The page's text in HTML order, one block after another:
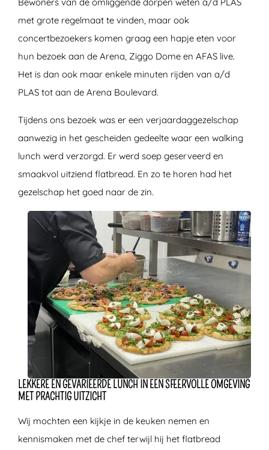
met grote regelmaat te vinden, maar ook
concertbezoekers komen graag een hapje eten voor
hun bezoek aan de Arena, Ziggo Dome en AFAS live.
Het is dan ook maar enkele minuten rijden van a/d
PLAS tot aan de Arena Boulevard.
Tijdens ons bezoek was er een verjaardaggezelschap
aanwezig in het gescheiden gedeelte waar een walking
lunch werd verzorgd. Er werd soep geserveerd en
smaakvol uitziend flatbread. En zo te horen had het
gezelschap het goed naar de zin.
LEKKERE EN GEVARIEERDE LUNCH IN EEN SFEERVOLLE OMGEVING
MET PRACHTIG UITZICHT
Wij mochten een kijkje in de keuken nemen en
kennismaken met de chef terwijl hij het flatbread